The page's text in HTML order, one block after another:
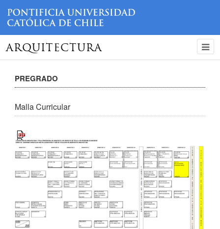
ARQUITECTURA
PREGRADO
Malla Curricular